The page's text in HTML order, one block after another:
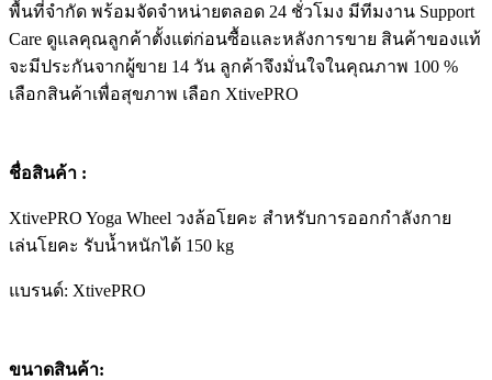
พื้นที่จำกัด พร้อมจัดจำหน่ายตลอด 24 ชั่วโมง มีทีมงาน Support
Care ดูแลคุณลูกค้าตั้งแต่ก่อนซื้อและหลังการขาย สินค้าของแท้
จะมีประกันจากผู้ขาย 14 วัน ลูกค้าจึงมั่นใจในคุณภาพ 100 %
เลือกสินค้าเพื่อสุขภาพ เลือก XtivePRO
ชื่อสินค้า :
XtivePRO Yoga Wheel วงล้อโยคะ สำหรับการออกกำลังกาย
เล่นโยคะ รับน้ำหนักได้ 150 kg
แบรนด์: XtivePRO
ขนาดสินค้า: